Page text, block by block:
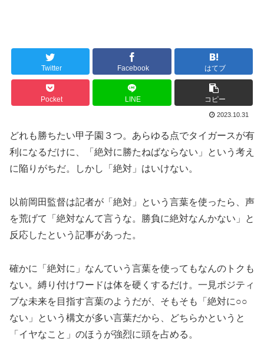
Twitter Facebook はてブ
Pocket LINE コピー
2023.10.31
どれも勝ちたい甲子園３つ。あらゆる点でタイガースが有
利になるだけに、「絶対に勝たねばならない」という考え
に陥りがちだ。しかし「絶対」はいけない。
以前岡田監督は記者が「絶対」という言葉を使ったら、声
を荒げて「絶対なんて言うな。勝負に絶対なんかない」と
反応したという記事があった。
確かに「絶対に」なんていう言葉を使ってもなんのトクも
ない。縛り付けワードは体を硬くするだけ。一見ポジティ
ブな未来を目指す言葉のようだが、そもそも「絶対に○○
ない」という構文が多い言葉だから、どちらかというと
「イヤなこと」のほうが強烈に頭を占める。